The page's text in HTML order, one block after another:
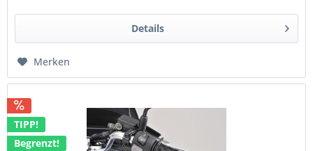
Details
Merken
TIPP!
Begrenzt!